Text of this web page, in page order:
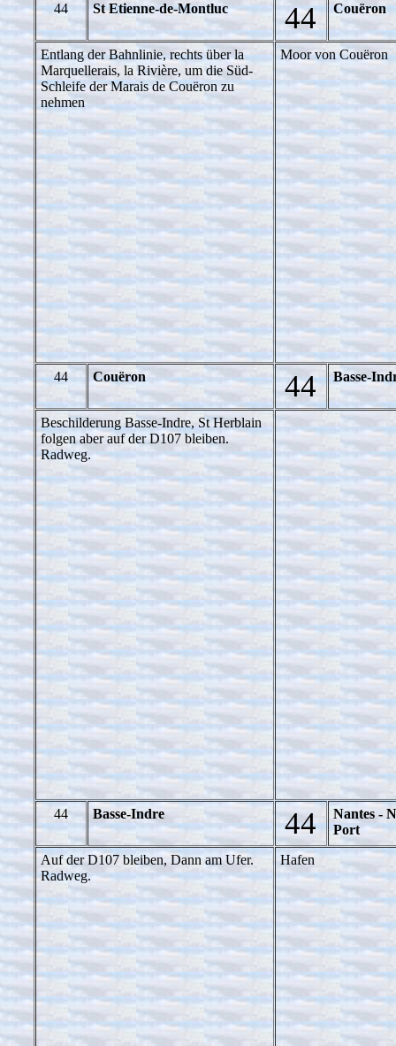
44 St Etienne-de-Montluc 44 Couëron
Entlang der Bahnlinie, rechts über la
Marquellerais, la Rivière, um die Süd-
Schleife der Marais de Couëron zu
nehmen
Moor von Couëron
44 Couëron 44 Basse-
Beschilderung Basse-Indre, St Herblain
folgen aber auf der D107 bleiben.
Radweg.
44 Basse-Indre 44
Nantes -
Port
Auf der D107 bleiben, Dann am Ufer.
Radweg.
Hafen